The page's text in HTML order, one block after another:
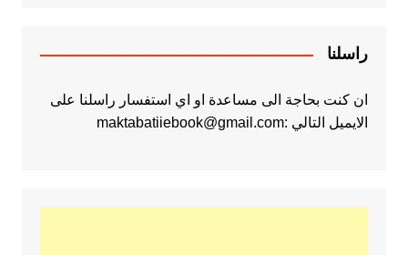
راسلنا
ان كنت بحاجة الى مساعدة او اي استفسار راسلنا على
الايميل التالي :maktabatiiebook@gmail.com